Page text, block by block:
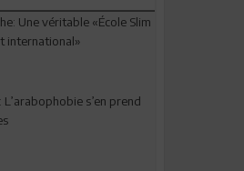
Une véritable «École Slim
international»
s’en prend